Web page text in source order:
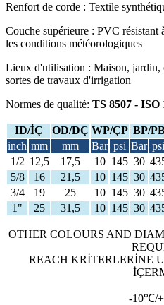
Renfort de corde : Textile
Couche supérieure : PVC résistant
les conditions météorologiques
Lieux d'utilisation : Maison, jardin,
sortes de travaux d'irrigation
Normes de qualité: TS 8507 - ISO
ID/İÇ OD/DÇ WP/ÇP BP/
inch mm mm Bar psi Bar psi
1/2 12,5 17,5 10 145 30
5/8
16 21,5 10 145 30
3/4
19 25 10 145 30
1"
25 31,5 10 145 30
OTHER COLOURS AND
REACH KRİTERLERİNE
-10℃/